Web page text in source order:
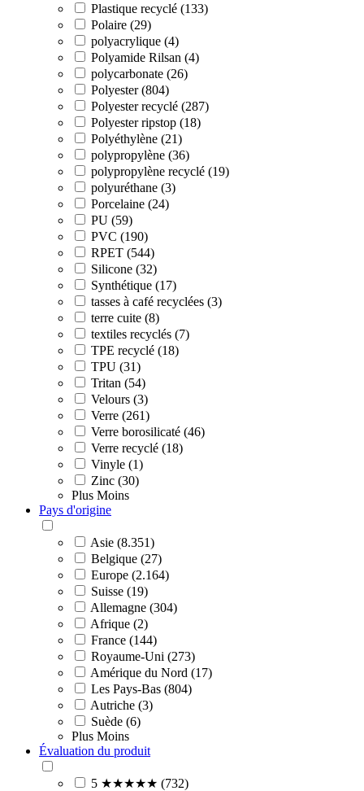
Plastique recyclé (133)
Polaire (29)
polyacrylique (4)
Polyamide Rilsan (4)
polycarbonate (26)
Polyester (804)
Polyester recyclé (287)
Polyester ripstop (18)
Polyéthylène (21)
polypropylène (36)
polypropylène recyclé (19)
polyuréthane (3)
Porcelaine (24)
PU (59)
PVC (190)
RPET (544)
Silicone (32)
Synthétique (17)
tasses à café recyclées (3)
terre cuite (8)
textiles recyclés (7)
TPE recyclé (18)
TPU (31)
Tritan (54)
Velours (3)
Verre (261)
Verre borosilicaté (46)
Verre recyclé (18)
Vinyle (1)
Zinc (30)
Plus Moins
Pays d'origine
Asie (8.351)
Belgique (27)
Europe (2.164)
Suisse (19)
Allemagne (304)
Afrique (2)
France (144)
Royaume-Uni (273)
Amérique du Nord (17)
Les Pays-Bas (804)
Autriche (3)
Suède (6)
Plus Moins
Évaluation du produit
5 ★★★★★ (732)